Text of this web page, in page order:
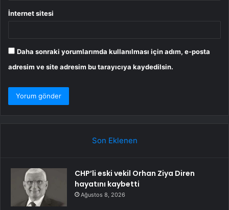
İnternet sitesi
Daha sonraki yorumlarımda kullanılması için adım, e-posta
adresim ve site adresim bu tarayıcıya kaydedilsin.
Son Eklenen
CHP’li eski vekil Orhan Ziya Diren
hayatını kaybetti
Ağustos 8, 2026